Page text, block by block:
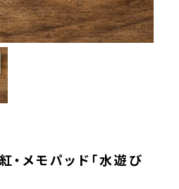
メモパッド「水遊び